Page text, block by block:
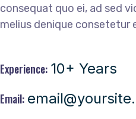
consequat quo ei, ad sed
melius denique consetetur
Experience: 10+ Years
Email: